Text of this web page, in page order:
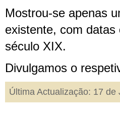
Mostrou-se apenas
existente, com
século XIX.
Divulgamos o
Última Actualização: 17 de